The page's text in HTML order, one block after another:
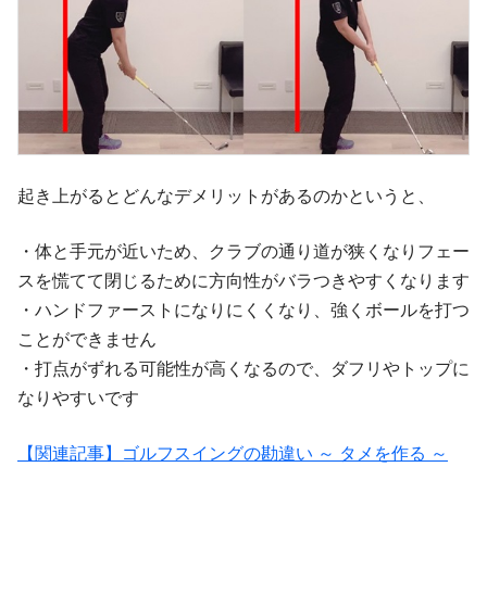
起き上がるとどんなデメリットがあるのかというと、
・体と手元が近いため、クラブの通り道が狭くなりフェー
スを慌てて閉じるために方向性がバラつきやすくなります
・ハンドファーストになりにくくなり、強くボールを打つ
ことができません
・打点がずれる可能性が高くなるので、ダフリやトップに
なりやすいです
【関連記事】ゴルフスイングの勘違い ～ タメを作る ～